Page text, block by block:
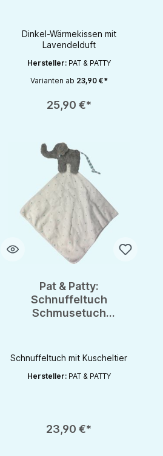
Dinkel-Wärmekissen mit
Lavendelduft
Hersteller: PAT & PATTY
Varianten ab 23,90 €*
25,90 €*
Pat & Patty:
Schnuffeltuch
Schmusetuch
Baumwolle
Schnuffeltuch mit Kuscheltier
Hersteller: PAT & PATTY
23,90 €*